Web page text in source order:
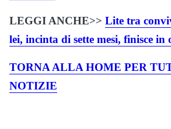
LEGGI ANCHE>> Lite tra
lei, incinta di sette mesi, finisce in
TORNA ALLA HOME PER
NOTIZIE